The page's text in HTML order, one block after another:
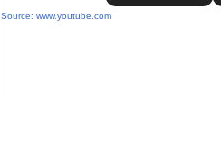
Source: www.youtube.com